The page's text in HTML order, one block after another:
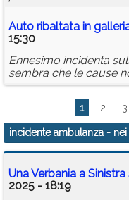
Auto ribaltata in
15:30
Ennesimo incidenta
sembra che le cause
1 2 3
incidente ambulanza -
Una Verbania a
2025 - 18:19